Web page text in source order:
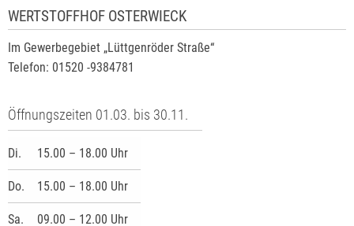
WERTSTOFFHOF OSTERWIECK
Im Gewerbegebiet „Lüttgenröder Straße“
Telefon: 01520 -9384781
Öffnungszeiten 01.03. bis 30.11.
Di. 15.00 – 18.00 Uhr
Do. 15.00 – 18.00 Uhr
Sa. 09.00 – 12.00 Uhr